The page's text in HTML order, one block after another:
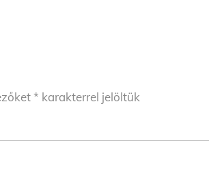
* karakterrel jelöltük